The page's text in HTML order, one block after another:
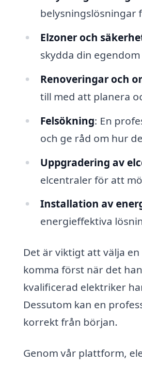
belysningslösningar
Elzoner och
skydda din
Renoveringar och
till med att planera
Felsökning: En
och ge råd om hur
Uppgradering av
elcentraler för att
Installation av
energieffektiva
Det är viktigt att välja
komma först när det
kvalificerad elektriker
Dessutom kan en
korrekt från början.
Genom vår plattform,